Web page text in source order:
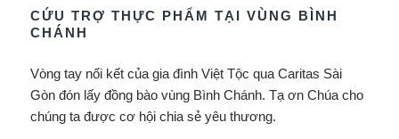
CỨU TRỢ THỰC PHẨM TẠI VÙNG BÌNH
CHÁNH
Vòng tay nối kết của gia đình Việt Tộc qua Caritas Sài
Gòn đón lấy đồng bào vùng Bình Chánh. Tạ ơn Chúa cho
chúng ta được cơ hội chia sẻ yêu thương.